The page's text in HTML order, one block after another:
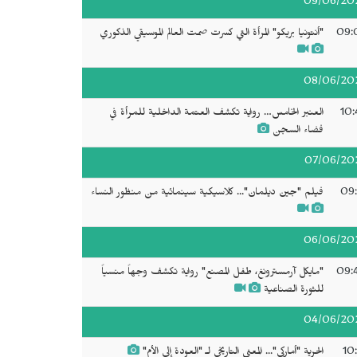
09/06/
"أنتونيا بريكو" المرأة التي كسرت صمت العالم الموسيقي الذكوري
08/06/
العنبر الخامس… رواية تكشف العتمة الداخلية للمرأة في
فضاء السجن
07/06/
فيلم "جين ديلمان"... كلاسيكية سينمائية من منظور النساء
06/06/
"مايكل آرمسترونغ، طفل المصنع" رواية تكشف وجهاً منسياً
للثورة الصناعية
04/06/
الحرية "أماركي"... المعنى التاريخي لـ "العودة إلى الأم"